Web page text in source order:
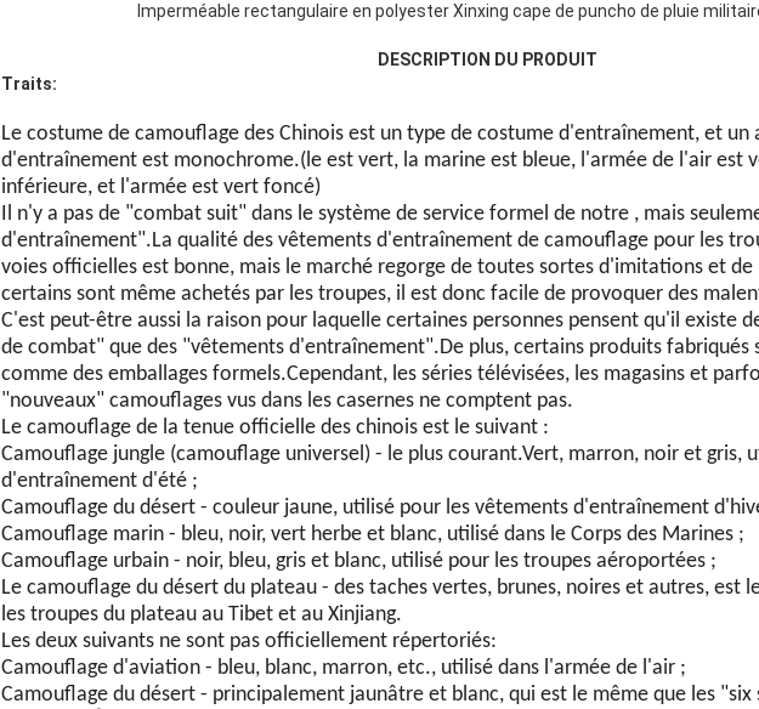
Imperméable rectangulaire en polyester Xinxing cape de puncho de pluie
DESCRIPTION DU PRODUIT
Traits:
Le costume de camouflage des Chinois est un type de costume d'entraînement, et
d'entraînement est monochrome.(le est vert, la marine est bleue, l'armée de l'air est
inférieure, et l'armée est vert foncé)
Il n'y a pas de "combat suit" dans le système de service formel de notre , mais
d'entraînement".La qualité des vêtements d'entraînement de camouflage pour les
voies officielles est bonne, mais le marché regorge de toutes sortes d'imitations et
certains sont même achetés par les troupes, il est donc facile de provoquer des
C'est peut-être aussi la raison pour laquelle certaines personnes pensent qu'il existe
de combat" que des "vêtements d'entraînement".De plus, certains produits fabriqués
comme des emballages formels.Cependant, les séries télévisées, les magasins et
"nouveaux" camouflages vus dans les casernes ne comptent pas.
Le camouflage de la tenue officielle des chinois est le suivant :
Camouflage jungle (camouflage universel) - le plus courant.Vert, marron, noir et gris,
d'entraînement d'été ;
Camouflage du désert - couleur jaune, utilisé pour les vêtements d'entraînement
Camouflage marin - bleu, noir, vert herbe et blanc, utilisé dans le Corps des Marines ;
Camouflage urbain - noir, bleu, gris et blanc, utilisé pour les troupes aéroportées ;
Le camouflage du désert du plateau - des taches vertes, brunes, noires et autres, est
les troupes du plateau au Tibet et au Xinjiang.
Les deux suivants ne sont pas officiellement répertoriés:
Camouflage d'aviation - bleu, blanc, marron, etc., utilisé dans l'armée de l'air ;
Camouflage du désert - principalement jaunâtre et blanc, qui est le même que les "six